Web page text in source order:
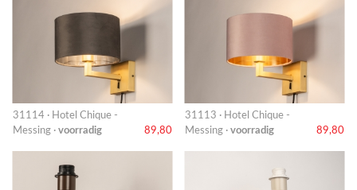
31114 · Hotel Chique -
Messing · voorradig 89,80
31113 · Hotel Chique -
Messing · voorradig 89,80